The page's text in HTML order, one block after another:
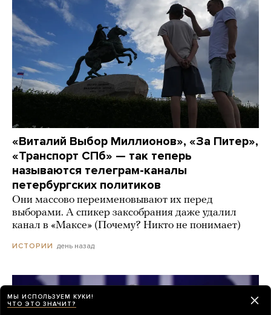
«Виталий Выбор Миллионов», «За Питер»,
«Транспорт СПб» — так теперь
называются телеграм-каналы
петербургских политиков
Они массово переименовывают их перед
выборами. А спикер заксобрания даже удалил
канал в «Максе» (Почему? Никто не понимает)
ИСТОРИИ день назад
МЫ ИСПОЛЬЗУЕМ КУКИ!
ЧТО ЭТО ЗНАЧИТ?